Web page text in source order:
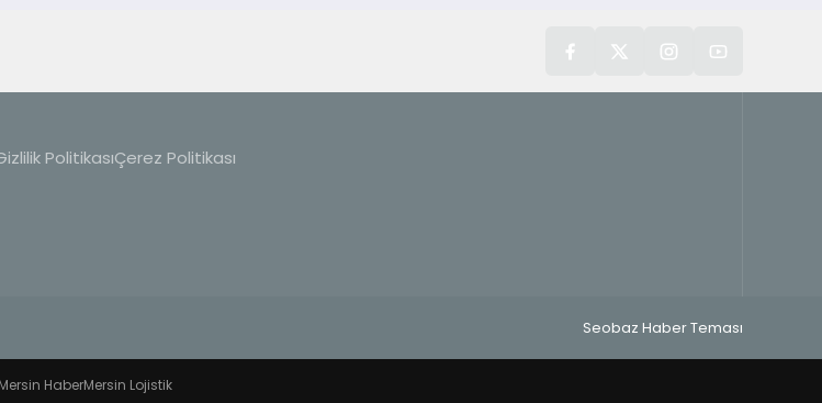
PolitikasıÇerez Politikası
Seobaz Haber Teması
Mersin HaberMersin Lojistik